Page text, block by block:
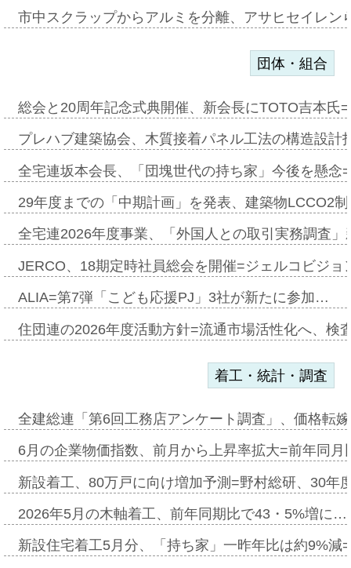
市中スクラップからアルミを分離、アサヒセイレ
団体・組合
総会と20周年記念式典開催、新会長にTOTO吉本氏
プレハブ建築協会、木質接着パネル工法の構造設
全宅連坂本会長、「団塊世代の持ち家」今後を懸
29年度までの「中期計画」を発表、建築物LCCO2
全宅連2026年度事業、「外国人との取引実務調査
JERCO、18期定時社員総会を開催=ジェルコビジ
ALIA=第7弾「こども応援PJ」3社が新たに参加…
住団連の2026年度活動方針=流通市場活性化へ、検
着工・統計・調査
全建総連「第6回工務店アンケート調査」、価格転
6月の企業物価指数、前月から上昇率拡大=前年同
新設着工、80万戸に向け増加予測=野村総研、30年
2026年5月の木軸着工、前年同期比で43・5%増に…
新設住宅着工5月分、「持ち家」一昨年比は約9%